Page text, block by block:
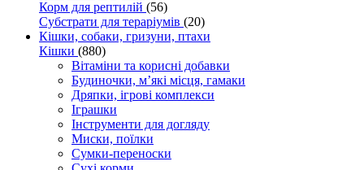
Корм для рептилій (56)
Субстрати для тераріумів (20)
Кішки, собаки, гризуни, птахи
Кішки (880)
Вітаміни та корисні добавки
Будиночки, м’які місця, гамаки
Дряпки, ігрові комплекси
Іграшки
Інструменти для догляду
Миски, поїлки
Сумки-переноски